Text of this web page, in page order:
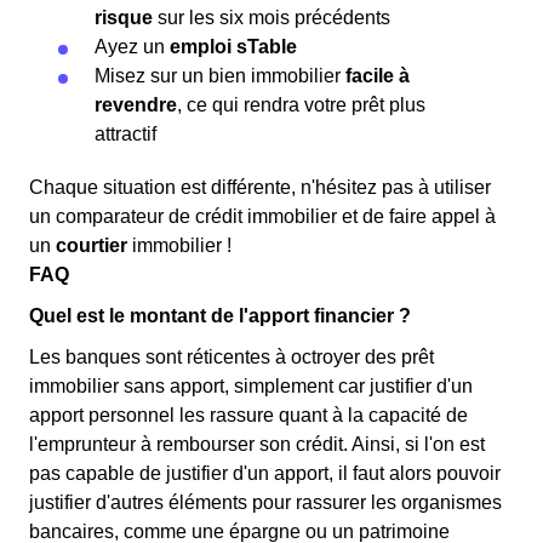
risque sur les six mois précédents
Ayez un emploi sTable
Misez sur un bien immobilier facile à
revendre, ce qui rendra votre prêt plus
attractif
Chaque situation est différente, n'hésitez pas à utiliser
un comparateur de crédit immobilier et de faire appel à
un courtier immobilier !
FAQ
Quel est le montant de l'apport financier ?
Les banques sont réticentes à octroyer des prêt
immobilier sans apport, simplement car justifier d'un
apport personnel les rassure quant à la capacité de
l'emprunteur à rembourser son crédit. Ainsi, si l'on est
pas capable de justifier d'un apport, il faut alors pouvoir
justifier d'autres éléments pour rassurer les organismes
bancaires, comme une épargne ou un patrimoine